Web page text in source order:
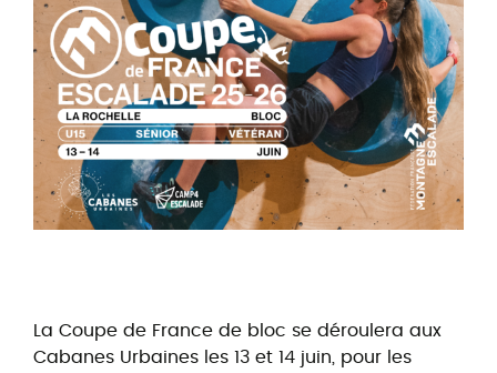
La Coupe de France de bloc se déroulera aux
Cabanes Urbaines les 13 et 14 juin, pour les